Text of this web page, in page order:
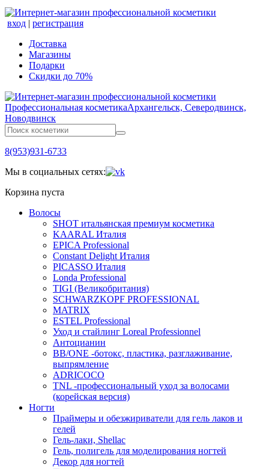
вход | регистрация
Доставка
Магазины
Подарки
Скидки до 70%
Профессиональная косметикаАрхангельск, Северодвинск,
Новодвинск
8(953)931-6733
Мы в социальных сетях:
Корзина пуста
Волосы
SHOT итальянская премиум косметика
KAARAL Италия
EPICA Professional
Constant Delight Италия
PICASSO Италия
Londa Professional
TIGI (Великобритания)
SCHWARZKOPF PROFESSIONAL
MATRIX
ESTEL Professional
Уход и стайлинг Loreal Professionnel
Антоцианин
BB/ONE -ботокс, пластика, разглаживание,
выпрямление
ADRICOCO
TNL -профессиональный уход за волосами
(корейская версия)
Ногти
Праймеры и обезжириватели для гель лаков и
гелей
Гель-лаки, Shellac
Гель, полигель для моделирования ногтей
Декор для ногтей